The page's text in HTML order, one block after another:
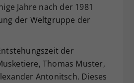
Jahre nach der 1981
der Weltgruppe der
der
Thomas Muster,
Antonitsch. Dieses